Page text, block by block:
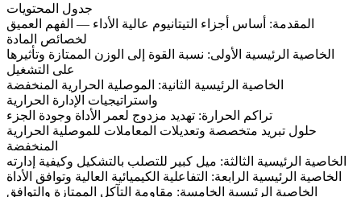
جدول المحتويات
المقدمة: أساس أجزاء التيتانيوم عالية الأداء — الفهم العميق
لخصائص المادة
الخاصية الرئيسية الأولى: نسبة القوة إلى الوزن الممتازة وتأثيرها
على التشغيل
الخاصية الرئيسية الثانية: الموصلية الحرارية المنخفضة
واستراتيجيات الإدارة الحرارية
تراكم الحرارة: تهديد مزدوج لعمر الأداة وجودة الجزء
حلول تبريد متخصصة وتعديلات المعاملات للموصلية الحرارية
المنخفضة
الخاصية الرئيسية الثالثة: ميل كبير للتصلب بالتشكيل وكيفية إدارته
الخاصية الرئيسية الرابعة: التفاعلية الكيميائية العالية وتوافق الأداة
الخاصية الرئيسية الخامسة: مقاومة التآكل الممتازة والتوافق